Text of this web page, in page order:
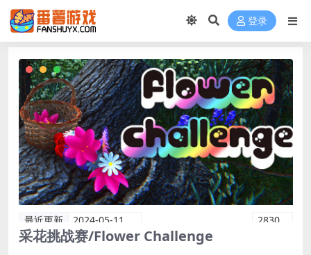
登录
最近更新 2024-05-11 2830
采花挑战赛/Flower Challenge